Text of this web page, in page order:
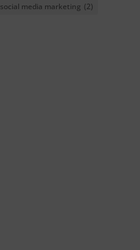
social media marketing (2)